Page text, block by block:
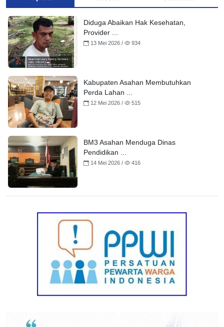
Diduga Abaikan Hak Kesehatan,
Provider ...
13 Mei 2026 / 934
Kabupaten Asahan Membutuhkan
Perda Lahan ...
12 Mei 2026 / 515
BM3 Asahan Menduga Dinas
Pendidikan ...
14 Mei 2026 / 416